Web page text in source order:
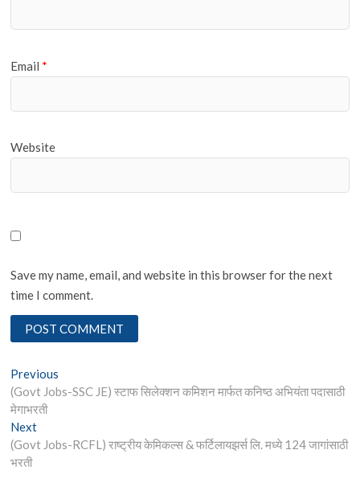
Email *
Website
Save my name, email, and website in this browser for the next
time I comment.
Post
navigation
Previous
post:
(Govt Jobs-SSC JE) स्टाफ सिलेक्शन कमिशन मार्फत कनिष्ठ अभियंता पदासाठी
मेगाभरती
NextNext
post:
(Govt Jobs-RCFL) राष्ट्रीय केमिकल्स & फर्टिलायझर्स लि. मध्ये 124 जागांसाठी
भरती